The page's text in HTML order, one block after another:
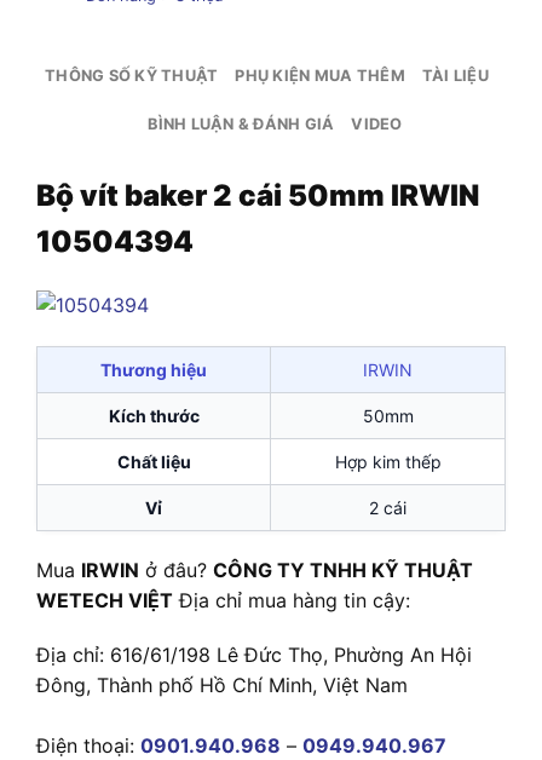
THÔNG SỐ KỸ THUẬT PHỤ KIỆN MUA THÊM TÀI LIỆU
BÌNH LUẬN & ĐÁNH GIÁ VIDEO
Bộ vít baker 2 cái 50mm IRWIN
10504394
Thương hiệu IRWIN
Kích thước 50mm
Chất liệu Hợp kim thếp
Vỉ 2 cái
Mua IRWIN ở đâu? CÔNG TY TNHH KỸ THUẬT
WETECH VIỆT Địa chỉ mua hàng tin cậy:
Địa chỉ: 616/61/198 Lê Đức Thọ, Phường An Hội
Đông, Thành phố Hồ Chí Minh, Việt Nam
Điện thoại: 0901.940.968 – 0949.940.967